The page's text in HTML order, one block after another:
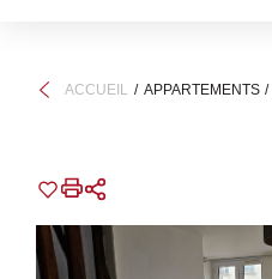
ACCUEIL APPARTEMENTS